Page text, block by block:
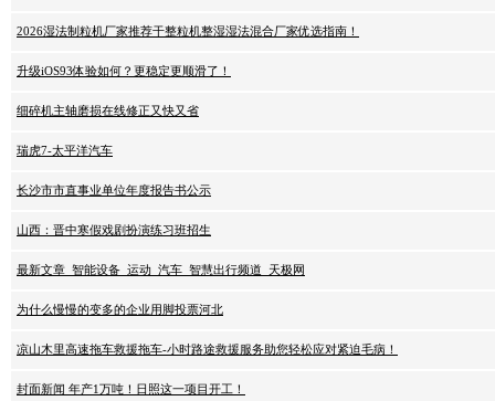
2026湿法制粒机厂家推荐干整粒机整湿湿法混合厂家优选指南！
升级iOS93体验如何？更稳定更顺滑了！
细碎机主轴磨损在线修正又快又省
瑞虎7-太平洋汽车
长沙市市直事业单位年度报告书公示
山西：晋中寒假戏剧扮演练习班招生
最新文章_智能设备_运动_汽车_智慧出行频道_天极网
为什么慢慢的变多的企业用脚投票河北
凉山木里高速拖车救援拖车-小时路途救援服务助您轻松应对紧迫毛病！
封面新闻 年产1万吨！日照这一项目开工！